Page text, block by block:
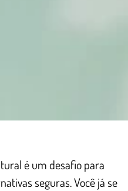
é um desafio para
seguras. Você já se